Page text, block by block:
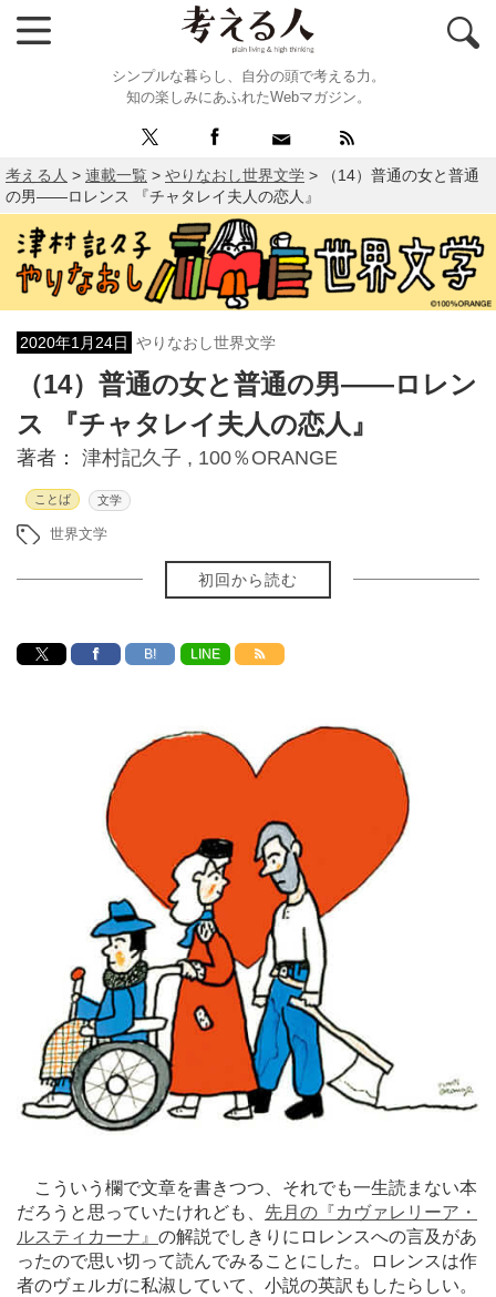
シンプルな暮らし、自分の頭で考える力。
知の楽しみにあふれたWebマガジン。
考える人 > 連載一覧 > やりなおし世界文学 >
（14）普通の女と普通
の男――ロレンス 『チャタレイ夫人の恋人』
2020年1月24日 やりなおし世界文学
（14）普通の女と普通の男――ロレン
ス 『チャタレイ夫人の恋人』
著者： 津村記久子 , 100％ORANGE
ことば 文学
世界文学
初回から読む
B! LINE
こういう欄で文章を書きつつ、それでも一生読まない本
だろうと思っていたけれども、 先月の『カヴァレリーア・
ルスティカーナ』 の解説でしきりにロレンスへの言及があ
ったので思い切って読んでみることにした。ロレンスは作
者のヴェルガに私淑していて、小説の英訳もしたらしい。